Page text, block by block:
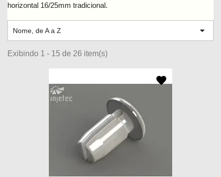
horizontal 16/25mm tradicional.
Nome, de A a Z 
Exibindo 1 - 15 de 26 item(s)